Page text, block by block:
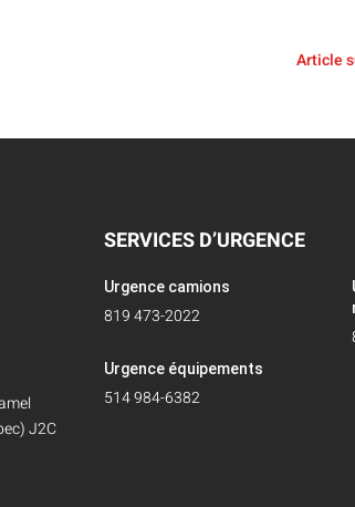
Article
J2C
SERVICES D’URGENCE
Urgence camions
819 473-2022
Urgence équipements
514 984-6382